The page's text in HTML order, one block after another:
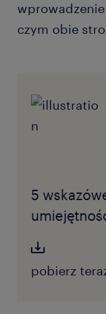
czym obie
5
pobierz